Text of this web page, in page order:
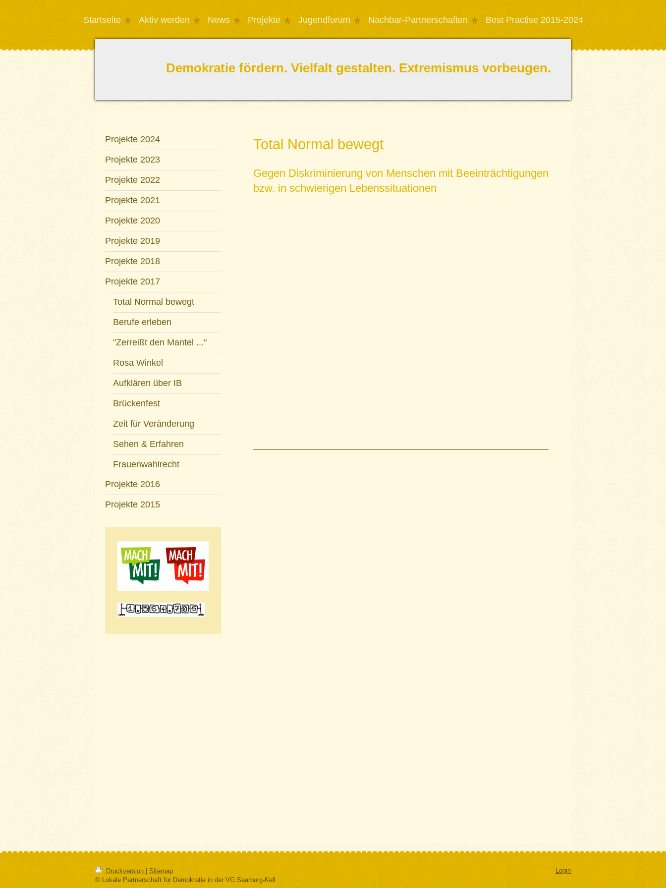
Startseite Aktiv werden News Projekte Jugendforum Nachbar-Partnerschaften Best Practise 2015-2024
Demokratie fördern. Vielfalt gestalten. Extremismus vorbeugen.
Total Normal bewegt
Gegen Diskriminierung von Menschen mit Beeinträchtigungen
bzw. in schwierigen Lebenssituationen
Projekte 2024
Projekte 2023
Projekte 2022
Projekte 2021
Projekte 2020
Projekte 2019
Projekte 2018
Projekte 2017
Total Normal bewegt
Berufe erleben
"Zerreißt den Mantel ..."
Rosa Winkel
Aufklären über IB
Brückenfest
Zeit für Veränderung
Sehen & Erfahren
Frauenwahlrecht
Projekte 2016
Projekte 2015
Druckversion | Sitemap
© Lokale Partnerschaft für Demokratie in der VG Saarburg-Kell
Login